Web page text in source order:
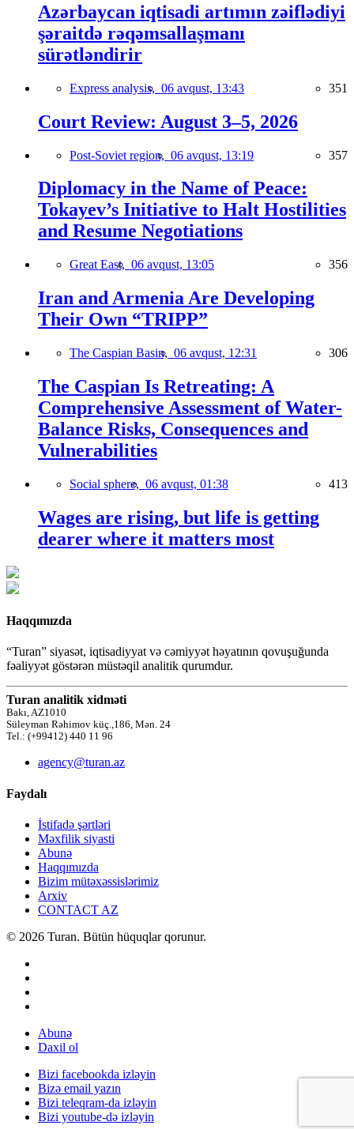
Azərbaycan iqtisadi artımın zəiflədiyi
şəraitdə rəqəmsallaşmanı
sürətləndirir
Express analysis, 06 avqust, 13:43 351
Court Review: August 3–5, 2026
Post-Soviet region, 06 avqust, 13:19 357
Diplomacy in the Name of Peace:
Tokayev’s Initiative to Halt Hostilities
and Resume Negotiations
Great East, 06 avqust, 13:05 356
Iran and Armenia Are Developing
Their Own “TRIPP”
The Caspian Basin, 06 avqust, 12:31 306
The Caspian Is Retreating: A
Comprehensive Assessment of Water-
Balance Risks, Consequences and
Vulnerabilities
Social sphere, 06 avqust, 01:38 413
Wages are rising, but life is getting
dearer where it matters most
Haqqımızda
“Turan” siyasət, iqtisadiyyat və cəmiyyət həyatının qovuşuğunda
fəaliyyət göstərən müstəqil analitik qurumdur.
Turan analitik xidməti
Bakı, AZ1010
Süleyman Rəhimov küç.,186, Mən. 24
Tel.: (+99412) 440 11 96
agency@turan.az
Faydalı
İstifadə şərtləri
Məxfilik siyasti
Abunə
Haqqımızda
Bizim mütəxəssislərimiz
Arxiv
CONTACT AZ
© 2026 Turan. Bütün hüquqlar qorunur.
Abunə
Daxil ol
Bizi facebookda izləyin
Bizə email yazın
Bizi teleqram-da izləyin
Bizi youtube-də izləyin